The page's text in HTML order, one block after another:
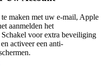
van passief inkomen
maken met uw e-mail, Apple
aanmelden het
Schakel voor extra beveiliging
activeer een anti-